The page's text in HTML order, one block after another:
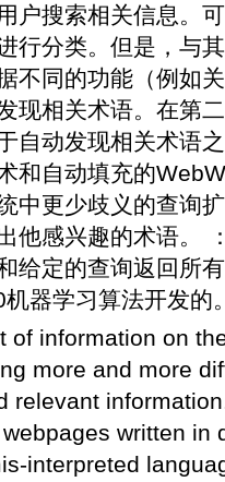
户搜索相关信息。
行分类。但是，与
不同的功能（例如
现相关术语。在第
自动发现相关术语
和自动填充的
中更少歧义的查询
他感兴趣的术语。
给定的查询返回所
器学习算法开发的
of information on
more and more
relevant
written in
interpreted